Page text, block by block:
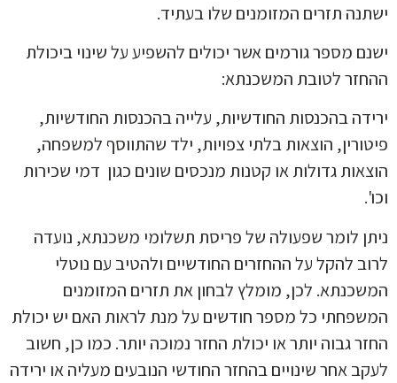
תזרים המזומנים שלו בעתיד.
מספר גורמים אשר יכולים להשפיע על שינוי ביכולת
לטובת המשכנתא:
בהכנסות החודשיות, עלייה בהכנסות החודשיות,
הוצאות בלתי צפויות, ילד שהתווסף למשפחה,
גדולות או קטנות מנכסים שונים כגון דמי שכירות
לומר שפעולה של פריסת תשלומי משכנתא, נועדה
להקל על ההחזרים החודשיים ולהטיב עם נוטלי
לכן, מומלץ לבחון את תזרים המזומנים
כל מספר חודשים על מנת לראות האם יש יכולת
גבוה יותר או יכולת החזר נמוכה יותר. כמו כן, חשוב
אחר שינויים בהחזר החודשי הנובעים מעליה או ירידה